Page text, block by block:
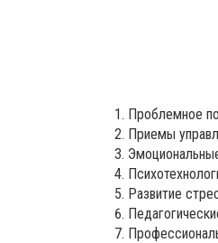
Проблемное
Приемы
Развитие